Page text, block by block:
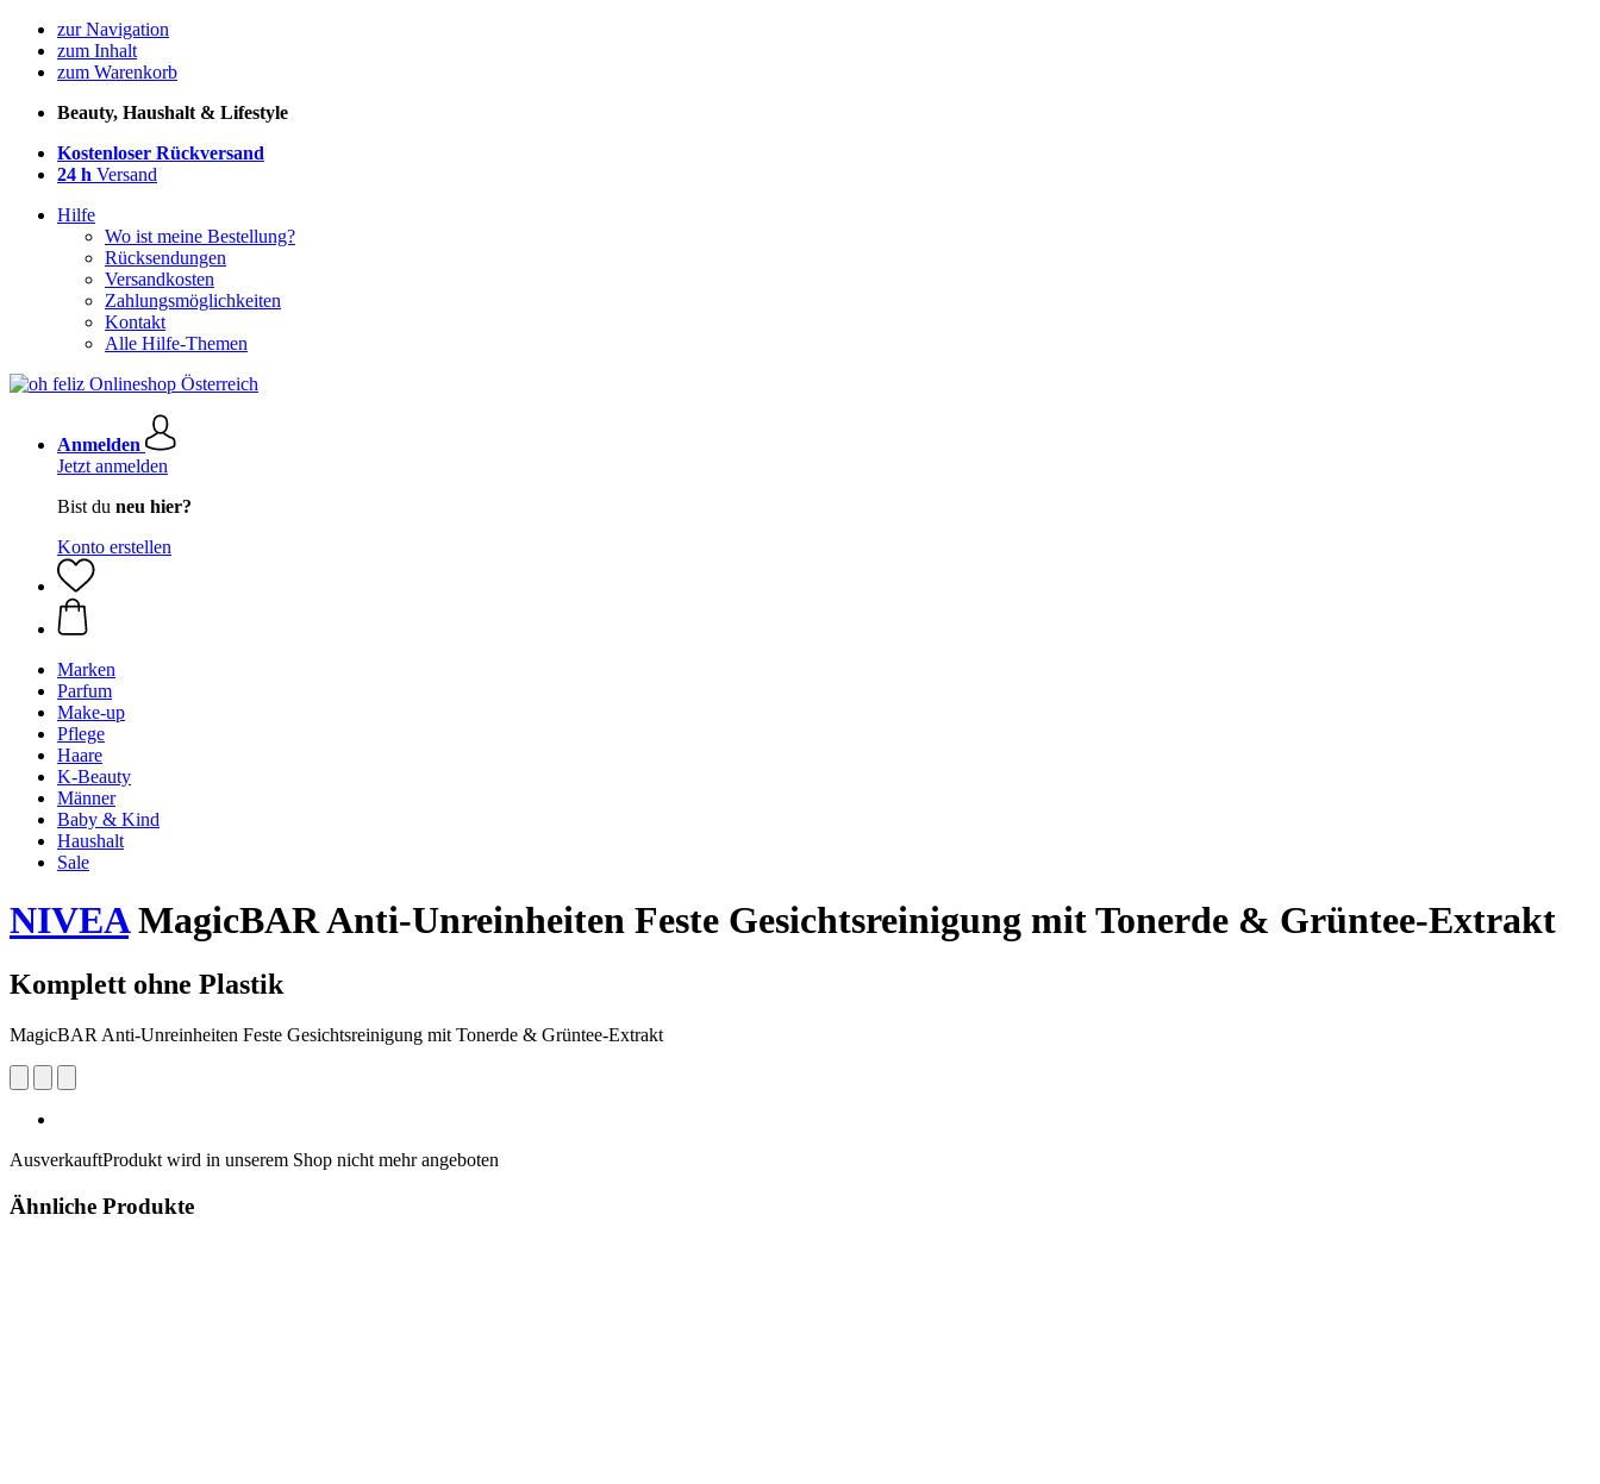
zur Navigation
zum Inhalt
zum Warenkorb
Beauty, Haushalt & Lifestyle
Kostenloser Rückversand
24 h Versand
Hilfe
Wo ist meine Bestellung?
Rücksendungen
Versandkosten
Zahlungsmöglichkeiten
Kontakt
Alle Hilfe-Themen
Anmelden
Jetzt anmelden
Bist du neu hier?
Konto erstellen
Marken
Parfum
Make-up
Pflege
Haare
K-Beauty
Männer
Baby & Kind
Haushalt
Sale
NIVEAMagicBAR Anti-Unreinheiten Feste Gesichtsreinigung mit Tonerde & Grüntee-Extrakt
Komplett ohne Plastik
MagicBAR Anti-Unreinheiten Feste Gesichtsreinigung mit Tonerde & Grüntee-Extrakt
AusverkauftProdukt wird in unserem Shop nicht mehr angeboten
Ähnliche Produkte